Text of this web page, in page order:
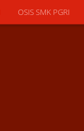
OSIS SMK PGRI